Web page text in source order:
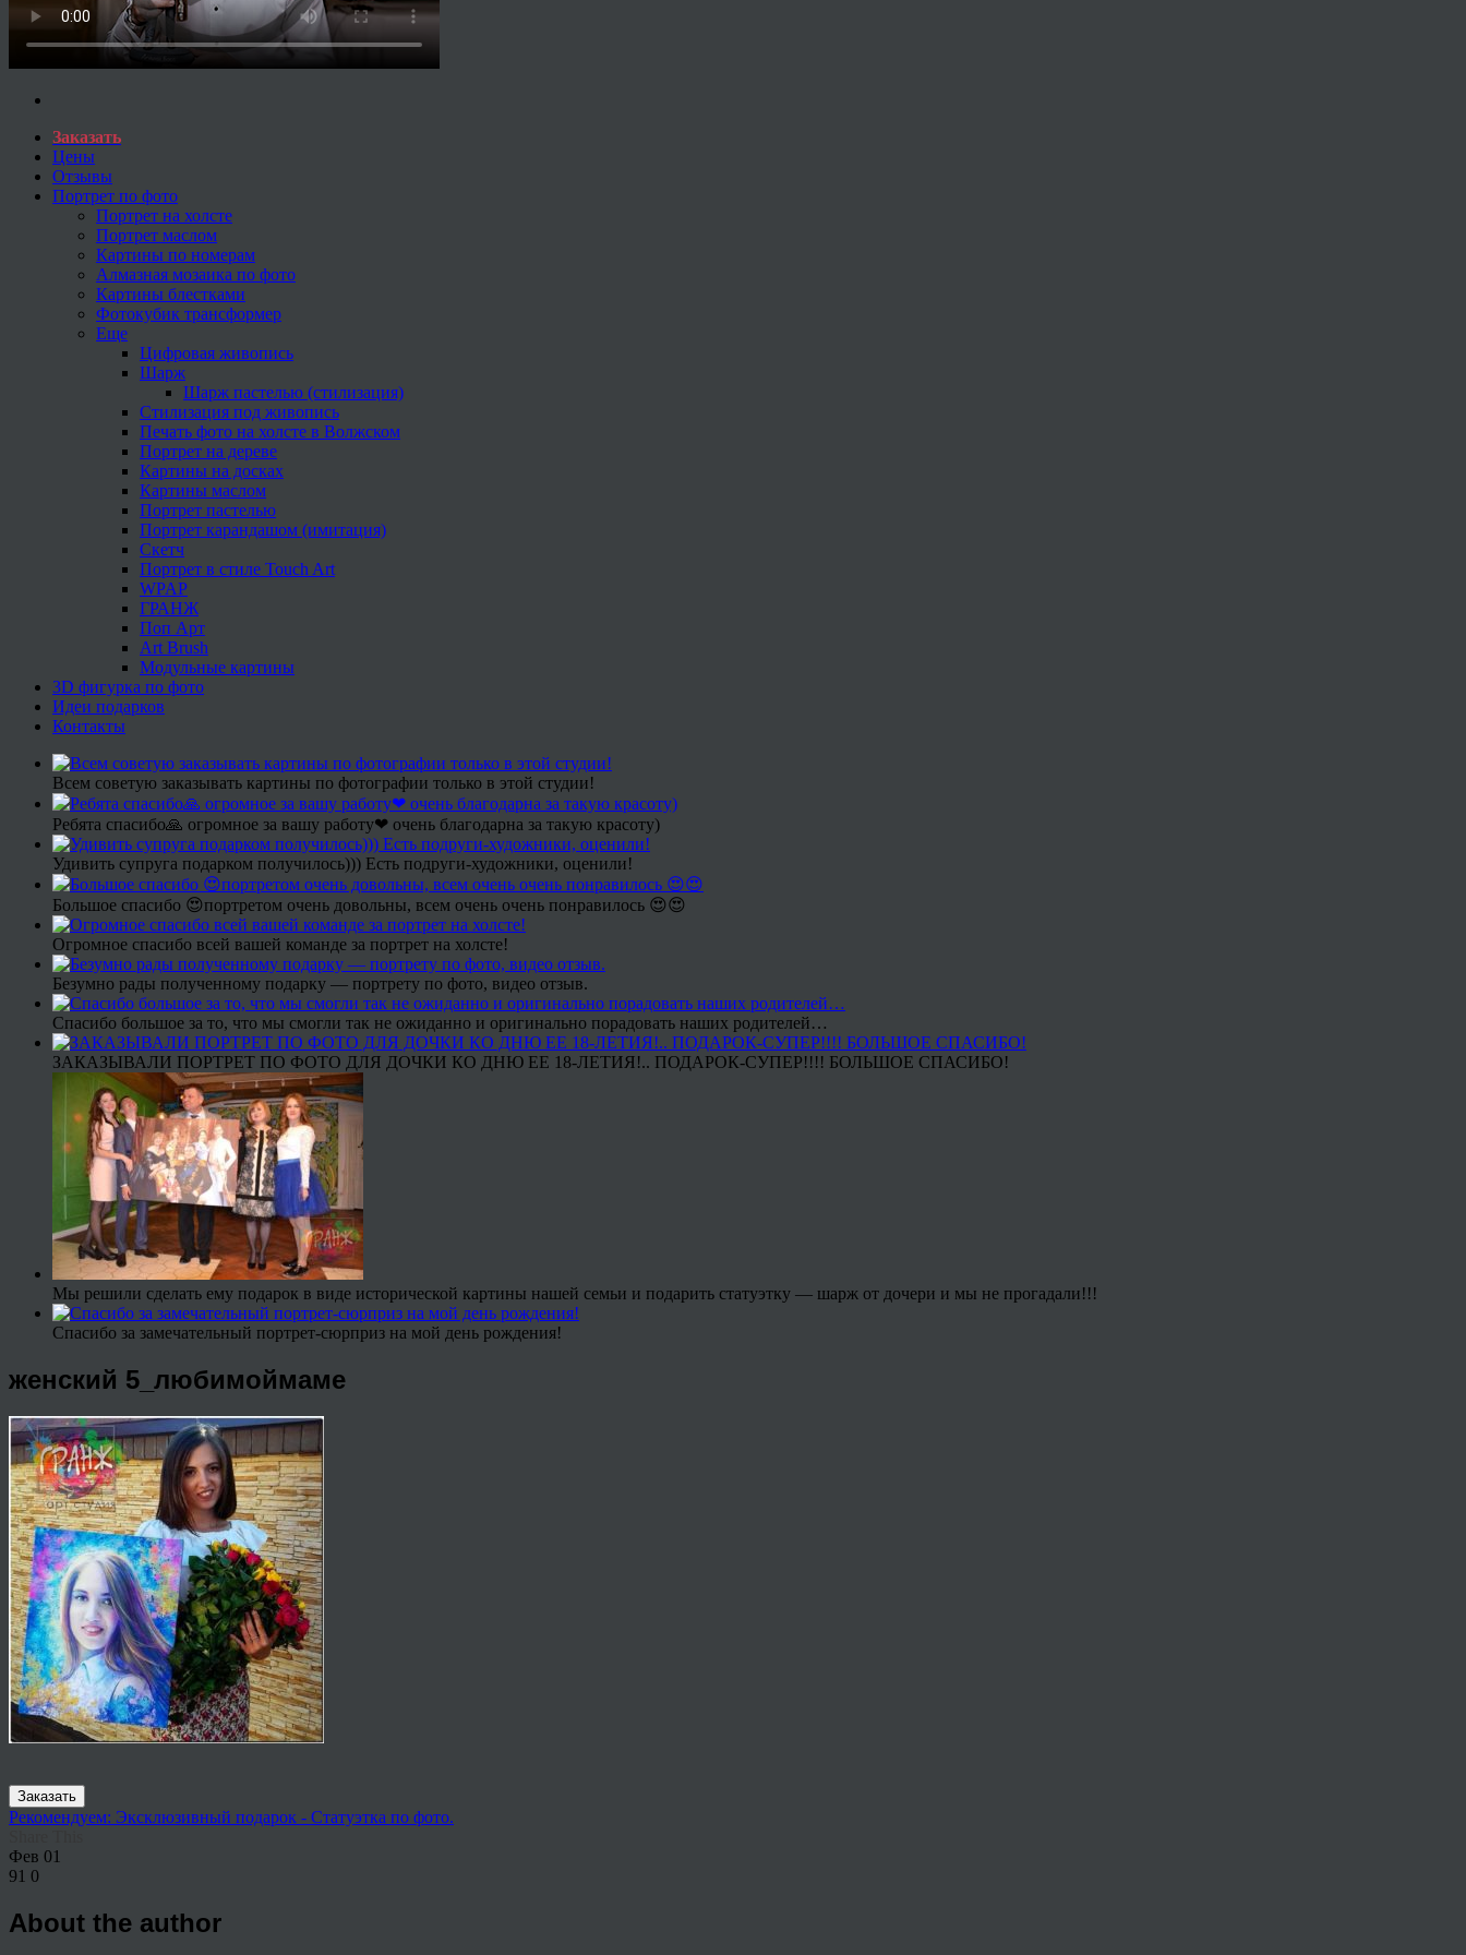
Заказать
Цены
Отзывы
Портрет по фото
Портрет на холсте
Портрет маслом
Картины по номерам
Алмазная мозаика по фото
Картины блестками
Фотокубик трансформер
Еще
Цифровая живопись
Шарж
Шарж пастелью (стилизация)
Стилизация под живопись
Печать фото на холсте в Волжском
Портрет на дереве
Картины на досках
Картины маслом
Портрет пастелью
Портрет карандашом (имитация)
Скетч
Портрет в стиле Touch Art
WPAP
ГРАНЖ
Поп Арт
Art Brush
Модульные картины
3D фигурка по фото
Идеи подарков
Контакты
Всем советую заказывать картины по фотографии только в этой студии!
Ребята спасибо🙏 огромное за вашу работу❤ очень благодарна за такую красоту)
Удивить супруга подарком получилось))) Есть подруги-художники, оценили!
Большое спасибо 😍портретом очень довольны, всем очень очень понравилось 😍😍
Огромное спасибо всей вашей команде за портрет на холсте!
Безумно рады полученному подарку — портрету по фото, видео отзыв.
Спасибо большое за то, что мы смогли так не ожиданно и оригинально порадовать наших родителей…
ЗАКАЗЫВАЛИ ПОРТРЕТ ПО ФОТО ДЛЯ ДОЧКИ КО ДНЮ ЕЕ 18-ЛЕТИЯ!.. ПОДАРОК-СУПЕР!!!! БОЛЬШОЕ СПАСИБО!
Мы решили сделать ему подарок в виде исторической картины нашей семьи и подарить статуэтку — шарж от дочери и мы не прогадали!!!
Спасибо за замечательный портрет-сюрприз на мой день рождения!
женский 5_любимоймаме
Заказать
Рекомендуем: Эксклюзивный подарок - Статуэтка по фото.
Фев 01
91 0
About the author